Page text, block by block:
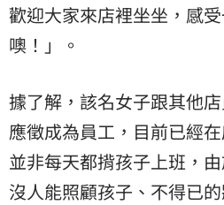
歡迎大家來店裡坐坐，感
噢！」。
據了解，該名女子跟其他
應徵成為員工，目前已經
並非每天都揹孩子上班，
沒人能照顧孩子、不得已